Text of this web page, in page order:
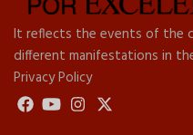
It reflects the events of the
different manifestations in
Privacy Policy